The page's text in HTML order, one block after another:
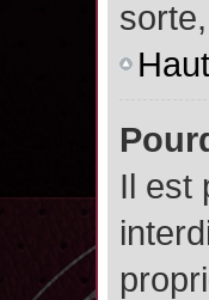
Haut
Il est